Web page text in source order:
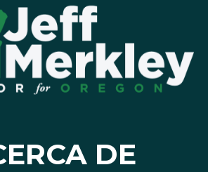
DE